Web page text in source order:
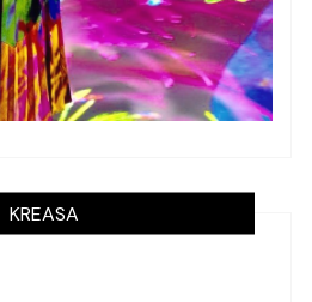
KREASA